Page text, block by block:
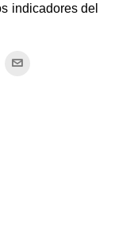
indicadores del